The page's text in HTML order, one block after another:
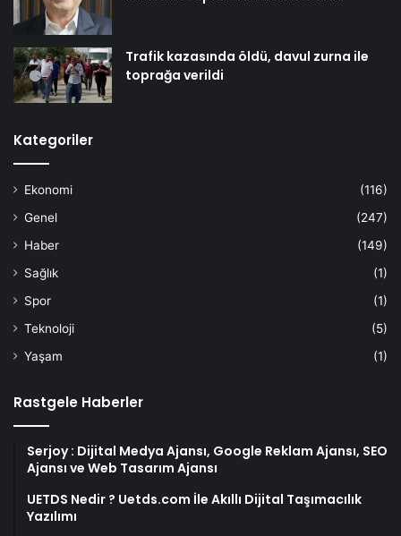
Trafik kazasında öldü, davul zurna ile
toprağa verildi
Kategoriler
Ekonomi
(116)
Genel
(247)
Haber
(149)
Sağlık
(1)
Spor
(1)
Teknoloji
(5)
Yaşam
(1)
Rastgele Haberler
Serjoy : Dijital Medya Ajansı, Google Reklam Ajansı, SEO
Ajansı ve Web Tasarım Ajansı
UETDS Nedir ? Uetds.com İle Akıllı Dijital Taşımacılık
Yazılımı